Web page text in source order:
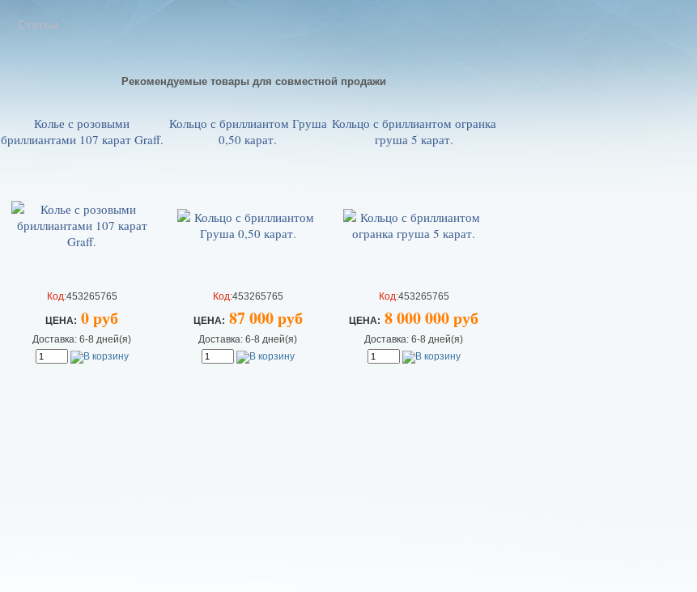
Статьи
Рекомендуемые товары для совместной продажи
Колье с розовыми
бриллиантами 107 карат Graff.
Код:453265765
ЦEHA: 0 руб
Доставка: 6-8 дней(я)
Кольцо с бриллиантом Груша
0,50 карат.
Код:453265765
ЦEHA: 87 000 руб
Доставка: 6-8 дней(я)
Кольцо с бриллиантом огранка
груша 5 карат.
Код:453265765
ЦEHA: 8 000 000 руб
Доставка: 6-8 дней(я)